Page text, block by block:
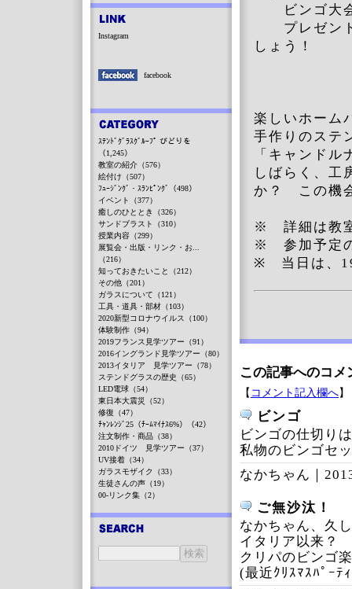
ビンゴ大
プレゼント
しょう！
楽しいホーム
手作りのステ
「キャンド
しばらく、工
か？ この機
※ 詳細は教室
※ 参加予定の
※ 当日は、
この記事へのコメ
【 コメント記入欄へ】
ビンゴ
ビンゴの仕切り
私物のビンゴセ
なかちゃん｜
ご無沙汰！
なかちゃん、久
イタリア以来？
クリパのビンゴ
(最近ｸﾘｽﾏｽﾊﾟｰﾃ
Instagram
facebook
ｽﾃﾝﾄﾞｸﾞﾗｽｸﾞﾙｰﾌﾟ びどりを
（1,245）
教室の紹介（576）
絵付け（507）
ﾌｭｰｼﾞﾝｸﾞ・ｽﾗﾝﾋﾟﾝｸﾞ（498）
イベント（377）
癒しのひととき（326）
サンドブラスト（310）
授業内容（299）
展覧会・出版・リンク・お...
（216）
知っておきたいこと（212）
その他（201）
ガラスについて（121）
工具・道具・部材（103）
2020新型コロナウイルス（100）
体験制作（94）
2019フランス見学ツアー（91）
2016イングランド見学ツアー（80）
2013イタリア 見学ツアー（78）
ステンドグラスの歴史（65）
LED電球（54）
東日本大震災（52）
修復（47）
ﾁｬﾝﾚﾝｼﾞ25（ﾁｰﾑﾏｲﾅｽ6%）（42）
注文制作・商品（38）
2010ドイツ 見学ツアー（37）
UV接着（34）
ガラスモザイク（33）
生徒さんの声（19）
00-リンク集（2）